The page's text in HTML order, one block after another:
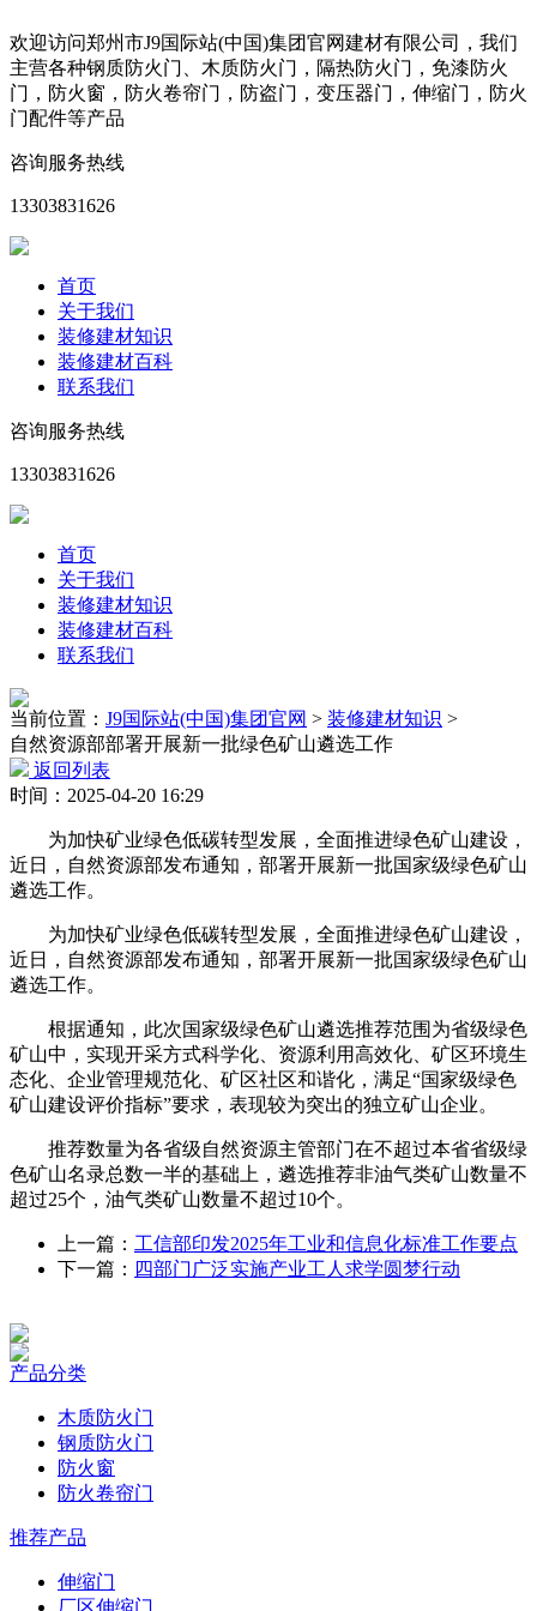
欢迎访问郑州市J9国际站(中国)集团官网建材有限公司，我们
主营各种钢质防火门、木质防火门，隔热防火门，免漆防火
门，防火窗，防火卷帘门，防盗门，变压器门，伸缩门，防火
门配件等产品
咨询服务热线
13303831626
首页
关于我们
装修建材知识
装修建材百科
联系我们
咨询服务热线
13303831626
首页
关于我们
装修建材知识
装修建材百科
联系我们
当前位置： J9国际站(中国)集团官网 > 装修建材知识 >
自然资源部部署开展新一批绿色矿山遴选工作
返回列表
时间：2025-04-20 16:29
为加快矿业绿色低碳转型发展，全面推进绿色矿山建设，
近日，自然资源部发布通知，部署开展新一批国家级绿色矿山
遴选工作。
为加快矿业绿色低碳转型发展，全面推进绿色矿山建设，
近日，自然资源部发布通知，部署开展新一批国家级绿色矿山
遴选工作。
根据通知，此次国家级绿色矿山遴选推荐范围为省级绿色
矿山中，实现开采方式科学化、资源利用高效化、矿区环境生
态化、企业管理规范化、矿区社区和谐化，满足“国家级绿色
矿山建设评价指标”要求，表现较为突出的独立矿山企业。
推荐数量为各省级自然资源主管部门在不超过本省省级绿
色矿山名录总数一半的基础上，遴选推荐非油气类矿山数量不
超过25个，油气类矿山数量不超过10个。
上一篇： 工信部印发2025年工业和信息化标准工作要点
下一篇： 四部门广泛实施产业工人求学圆梦行动
产品分类
木质防火门
钢质防火门
防火窗
防火卷帘门
推荐产品
伸缩门
厂区伸缩门